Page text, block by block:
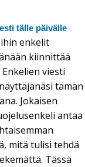
tälle päivälle
enkelit
kiinnittää
viesti
tämän
Jokaisen
antaa
mitä tulisi tehdä
Tässä